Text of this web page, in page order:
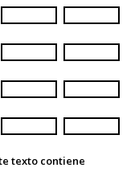
texto contiene